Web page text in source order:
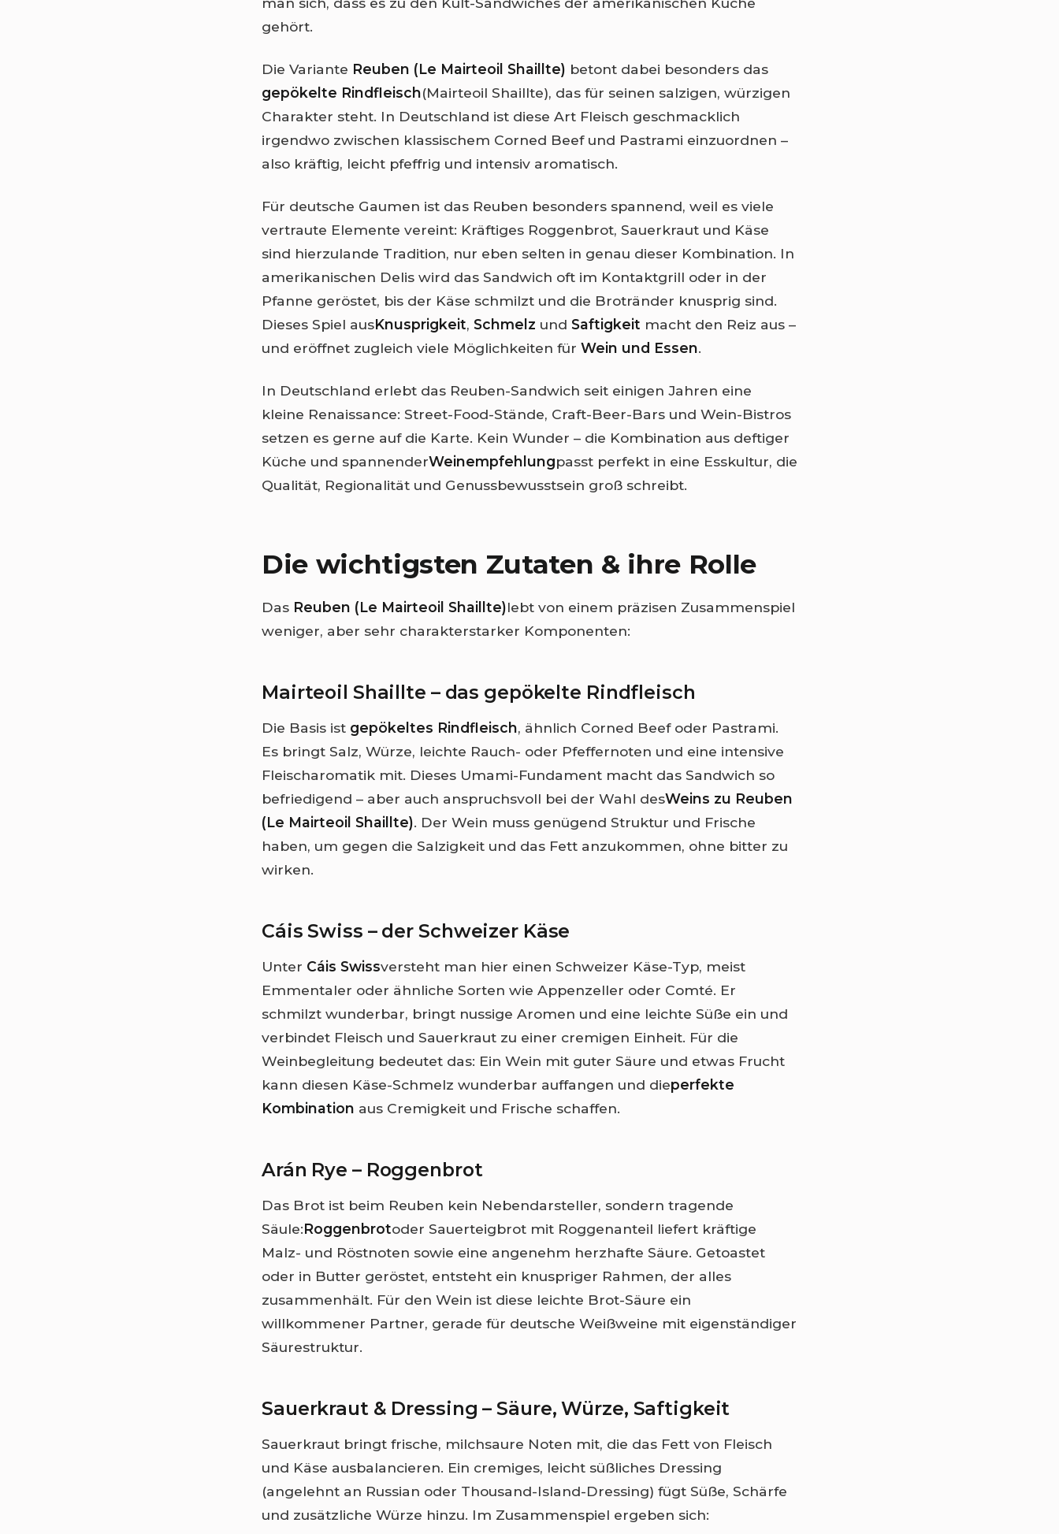
gehört.
Die Variante Reuben (Le Mairteoil Shaillte) betont dabei besonders das
gepökelte Rindfleisch(Mairteoil Shaillte), das für seinen salzigen, würzigen
Charakter steht. In Deutschland ist diese Art Fleisch geschmacklich
irgendwo zwischen klassischem Corned Beef und Pastrami einzuordnen –
also kräftig, leicht pfeffrig und intensiv aromatisch.
Für deutsche Gaumen ist das Reuben besonders spannend, weil es viele
vertraute Elemente vereint: Kräftiges Roggenbrot, Sauerkraut und Käse
sind hierzulande Tradition, nur eben selten in genau dieser Kombination. In
amerikanischen Delis wird das Sandwich oft im Kontaktgrill oder in der
Pfanne geröstet, bis der Käse schmilzt und die Brotränder knusprig sind.
Dieses Spiel ausKnusprigkeit, Schmelz und Saftigkeit macht den Reiz aus –
und eröffnet zugleich viele Möglichkeiten für Wein und Essen.
In Deutschland erlebt das Reuben-Sandwich seit einigen Jahren eine
kleine Renaissance: Street-Food-Stände, Craft-Beer-Bars und Wein-Bistros
setzen es gerne auf die Karte. Kein Wunder – die Kombination aus deftiger
Küche und spannenderWeinempfehlungpasst perfekt in eine Esskultur, die
Qualität, Regionalität und Genussbewusstsein groß schreibt.
Die wichtigsten Zutaten & ihre Rolle
Das Reuben (Le Mairteoil Shaillte)lebt von einem präzisen Zusammenspiel
weniger, aber sehr charakterstarker Komponenten:
Mairteoil Shaillte – das gepökelte Rindfleisch
Die Basis ist gepökeltes Rindfleisch, ähnlich Corned Beef oder Pastrami.
Es bringt Salz, Würze, leichte Rauch- oder Pfeffernoten und eine intensive
Fleischaromatik mit. Dieses Umami-Fundament macht das Sandwich so
befriedigend – aber auch anspruchsvoll bei der Wahl desWeins zu Reuben
(Le Mairteoil Shaillte). Der Wein muss genügend Struktur und Frische
haben, um gegen die Salzigkeit und das Fett anzukommen, ohne bitter zu
wirken.
Cáis Swiss – der Schweizer Käse
Unter Cáis Swissversteht man hier einen Schweizer Käse-Typ, meist
Emmentaler oder ähnliche Sorten wie Appenzeller oder Comté. Er
schmilzt wunderbar, bringt nussige Aromen und eine leichte Süße ein und
verbindet Fleisch und Sauerkraut zu einer cremigen Einheit. Für die
Weinbegleitung bedeutet das: Ein Wein mit guter Säure und etwas Frucht
kann diesen Käse-Schmelz wunderbar auffangen und dieperfekte
Kombination aus Cremigkeit und Frische schaffen.
Arán Rye – Roggenbrot
Das Brot ist beim Reuben kein Nebendarsteller, sondern tragende
Säule:Roggenbrotoder Sauerteigbrot mit Roggenanteil liefert kräftige
Malz- und Röstnoten sowie eine angenehm herzhafte Säure. Getoastet
oder in Butter geröstet, entsteht ein knuspriger Rahmen, der alles
zusammenhält. Für den Wein ist diese leichte Brot-Säure ein
willkommener Partner, gerade für deutsche Weißweine mit eigenständiger
Säurestruktur.
Sauerkraut & Dressing – Säure, Würze, Saftigkeit
Sauerkraut bringt frische, milchsaure Noten mit, die das Fett von Fleisch
und Käse ausbalancieren. Ein cremiges, leicht süßliches Dressing
(angelehnt an Russian oder Thousand-Island-Dressing) fügt Süße, Schärfe
und zusätzliche Würze hinzu. Im Zusammenspiel ergeben sich: